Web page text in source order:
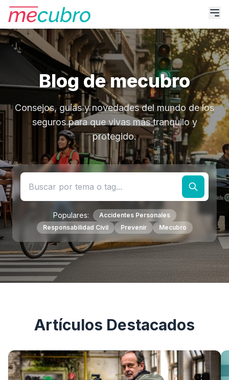
Blog de mecubro
Consejos, guías y novedades del mundo de los
seguros para que vivas más tranquilo y
protegido.
Populares:
Accidentes Personales
Responsabilidad Civil
Prevenir Mecubro
Artículos Destacados